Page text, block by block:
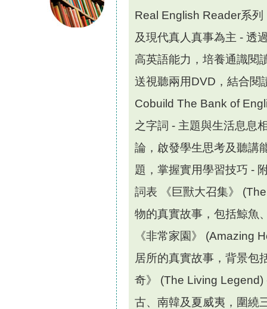
Real English Reader系
及現代真人真事為主 - 透
高英語能力，培養通識閱
送視聽兩用DVD，結合閱
Cobuild The Bank of
之字詞 - 主題與生活息息
論，啟發學生思考及聽講
題，掌握實用學習技巧 -
詞表 《巨獸大召集》
物的真實故事，包括鯨魚
《非常家園》 (Amazing
居所的真實故事，背景包
奇》 (The Living
古、南韓及夏威夷，圍繞